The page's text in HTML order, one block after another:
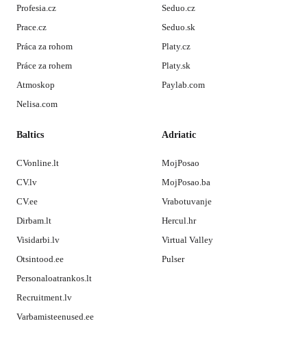
Profesia.cz
Prace.cz
Práca za rohom
Práce za rohem
Atmoskop
Nelisa.com
Seduo.cz
Seduo.sk
Platy.cz
Platy.sk
Paylab.com
Baltics
CVonline.lt
CV.lv
CV.ee
Dirbam.lt
Visidarbi.lv
Otsintood.ee
Personaloatrankos.lt
Recruitment.lv
Varbamisteenused.ee
Adriatic
MojPosao
MojPosao.ba
Vrabotuvanje
Hercul.hr
Virtual Valley
Pulser